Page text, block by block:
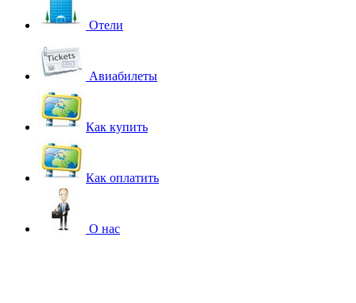
Отели
Авиабилеты
Как купить
Как оплатить
О нас